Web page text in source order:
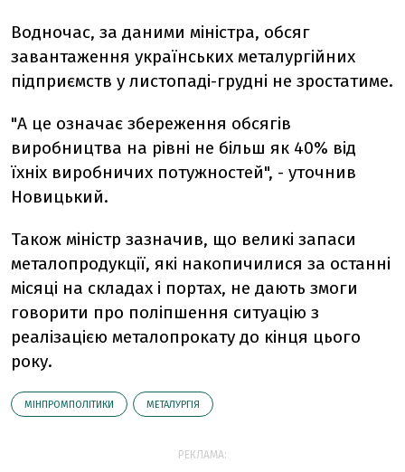
Водночас, за даними міністра, обсяг
завантаження українських металургійних
підприємств у листопаді-грудні не зростатиме.
"А це означає збереження обсягів
виробництва на рівні не більш як 40% від
їхніх виробничих потужностей", - уточнив
Новицький.
Також міністр зазначив, що великі запаси
металопродукції, які накопичилися за останні
місяці на складах і портах, не дають змоги
говорити про поліпшення ситуацію з
реалізацією металопрокату до кінця цього
року.
МІНПРОМПОЛІТИКИ МЕТАЛУРГІЯ
РЕКЛАМА: